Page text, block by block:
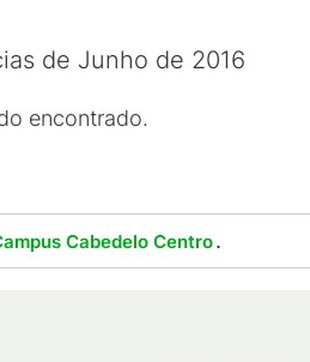
de Junho de 2016
encontrado.
Cabedelo Centro.